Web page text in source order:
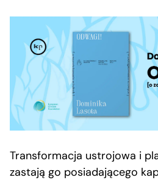
Transformacja ustrojowa i
zastają go posiadającego